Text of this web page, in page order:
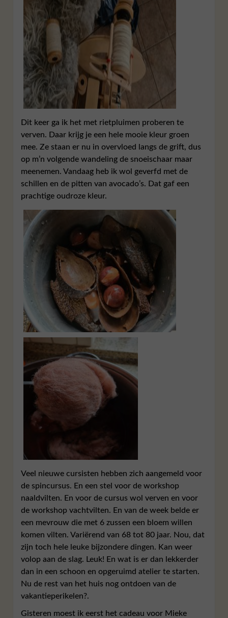
Dit keer ga ik het met rietpluimen proberen te
verven. Daar krijg je een hele mooie kleur groen
mee. Ze staan er nu in overvloed langs de grift, dus
op m’n volgende wandeling de snoeischaar maar
meenemen. Vandaag heb ik wol geverfd met de
schillen en de pitten van avocado’s. Dat gaf een
prachtige oudroze kleur.
Veel nieuwe cursisten hebben zich aangemeld voor
de spincursus. En een stel voor de workshop
naaldvilten. En voor de cursus wol verven en voor
de workshop vachtvilten. En van de week belde er
een mevrouw die met 6 zussen een bloem willen
komen vilten. Variërend van 68 tot 80 jaar. Nou, dat
zijn toch hele leuke bijzondere dingen. Kan weer
volop aan de slag. Leuk! En wat is er dan lekkerder
dan in een schoon en opgeruimd atelier te starten.
Nu de rest van het huis nog ontdoen van de
vakantieperikelen?.
Gisteren moest ik eerst het cadeau voor Mieke